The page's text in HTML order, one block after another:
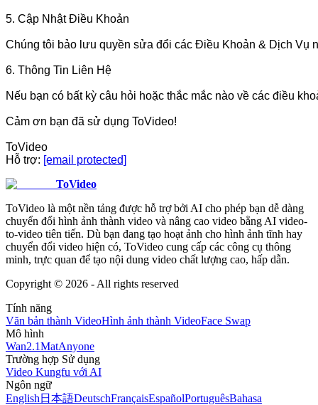
5. Cập Nhật Điều Khoản
Chúng tôi bảo lưu quyền sửa đổi các Điều Khoản & Dịch Vụ
6. Thông Tin Liên Hệ
Nếu bạn có bất kỳ câu hỏi hoặc thắc mắc nào về các điều
Cảm ơn bạn đã sử dụng ToVideo!
ToVideo
Hỗ trợ: [email protected]
ToVideo
ToVideo là một nền tảng được hỗ trợ bởi AI cho phép bạn dễ dàng
chuyển đổi hình ảnh thành video và nâng cao video bằng AI video-
to-video tiên tiến. Dù bạn đang tạo hoạt ảnh cho hình ảnh tĩnh hay
chuyển đổi video hiện có, ToVideo cung cấp các công cụ thông
minh, trực quan để tạo nội dung video chất lượng cao, hấp dẫn.
Copyright © 2026 - All rights reserved
Tính năng
Văn bản thành VideoHình ảnh thành VideoFace Swap
Mô hình
Wan2.1MatAnyone
Trường hợp Sử dụng
Video Kungfu với AI
Ngôn ngữ
English 日本語DeutschFrançaisEspañolPortuguêsBahasa